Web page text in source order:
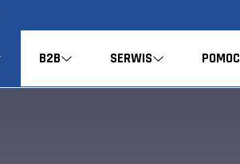
B2B SERWIS POMOC